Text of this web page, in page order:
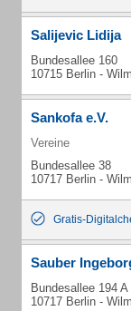
Salijevic Lidija
Bundesallee 160
10715 Berlin -
Sankofa e.V.
Vereine
Bundesallee 38
10717 Berlin -
Gratis-
Sauber
Bundesallee 194 A
10717 Berlin -